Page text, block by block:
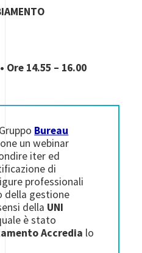
Ore 14.55 – 16.00
Bureau
un webinar
iter ed
di
professionali
della gestione
della UNI
è stato
Accredia lo